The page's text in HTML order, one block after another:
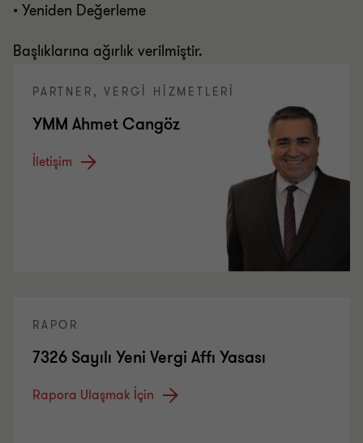
• Yeniden Değerleme
Başlıklarına ağırlık verilmiştir.
PARTNER, VERGİ HİZMETLERİ
YMM Ahmet Cangöz
İletişim
RAPOR
7326 Sayılı Yeni Vergi Affı Yasası
Rapora Ulaşmak İçin